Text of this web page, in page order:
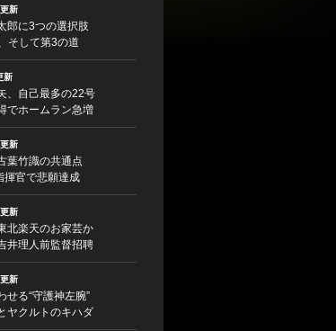
新
郎に3つの選択肢
そして第3の道
新
、自己最多の22号
でホームラン急増
新
葉竹識の共通点
揮官で悲願達成
新
北楽天のお家芸か
井理人前監督招聘
新
せる“守護神左腕”
ヤクルトのキハダ